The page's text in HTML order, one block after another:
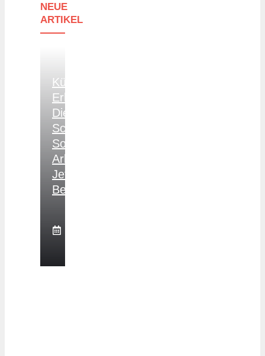
NEUE
ARTIKEL
Kündigung
Erhalten:
Diese
Schritte
Sollten
Arbeitnehmer
Jetzt
Beachten